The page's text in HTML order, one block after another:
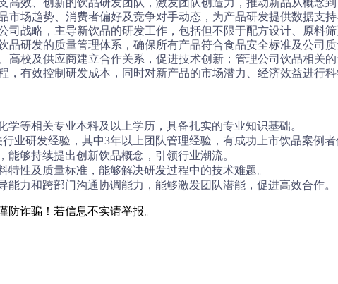
市场趋势、消费者偏好及竞争对手动态，为产品研发提供数据支持
司战略，主导新饮品的研发工作，包括但不限于配方设计、原料
品研发的质量管理体系，确保所有产品符合食品安全标准及公司质
高校及供应商建立合作关系，促进技术创新；管理公司饮品相关的
，有效控制研发成本，同时对新产品的市场潜力、经济效益进行科
学等相关专业本科及以上学历，具备扎实的专业知识基础。
业研发经验，其中3年以上团队管理经验，有成功上市饮品案例者
够持续提出创新饮品概念，引领行业潮流。
特性及质量标准，能够解决研发过程中的技术难题。
能力和跨部门沟通协调能力，能够激发团队潜能，促进高效合作。
诈骗！若信息不实请举报。